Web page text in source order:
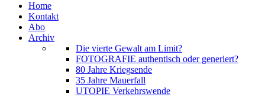
Home
Kontakt
Abo
Archiv
Die vierte Gewalt am Limit?
FOTOGRAFIE authentisch oder generiert?
80 Jahre Kriegsende
35 Jahre Mauerfall
UTOPIE Verkehrswende